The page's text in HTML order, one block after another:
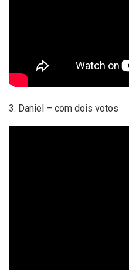
3. Daniel – com dois votos